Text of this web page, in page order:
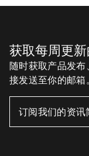
获取每周更
随时获取产品发
接发送至你的邮箱。